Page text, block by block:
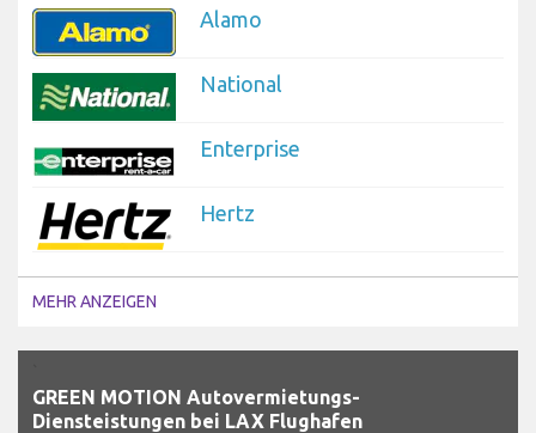
Alamo
National
Enterprise
Hertz
MEHR ANZEIGEN
GREEN MOTION Autovermietungs-
Diensteistungen bei LAX Flughafen